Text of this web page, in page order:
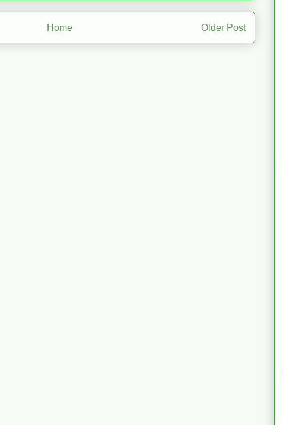
Older Post
Home